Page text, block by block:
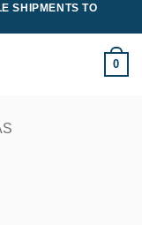
SHIPMENTS TO
0